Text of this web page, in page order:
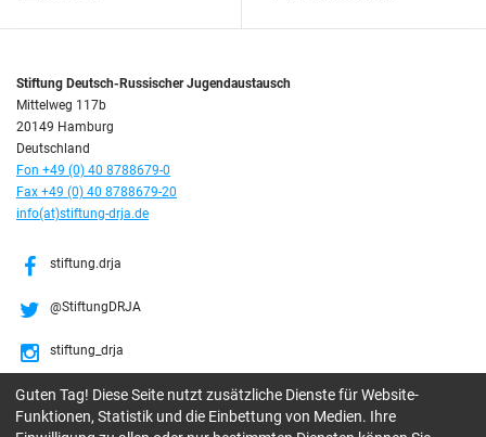
Stiftung Deutsch-Russischer Jugendaustausch
Mittelweg 117b
20149 Hamburg
Deutschland
Fon +49 (0) 40 8788679-0
Fax +49 (0) 40 8788679-20
info(at)stiftung-drja.de
stiftung.drja
@StiftungDRJA
stiftung_drja
Stiftung DRJA
Guten Tag! Diese Seite nutzt zusätzliche Dienste für Website-
Funktionen, Statistik und die Einbettung von Medien. Ihre